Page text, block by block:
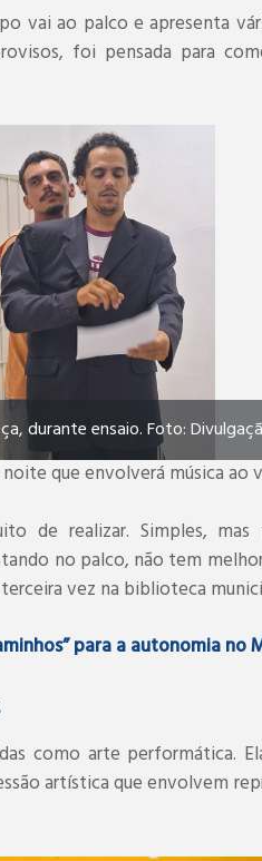
vai ao palco e apresenta
foi pensada para
durante ensaio. Foto:
que envolverá música
de realizar. Simples,
no palco, não tem
vez na biblioteca
para a autonomia no
como arte performática.
artística que envolvem